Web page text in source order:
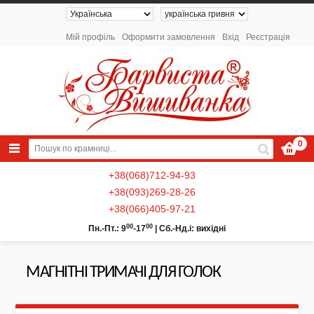
Мій профіль Оформити замовлення Вхід Реєстрація
0
+38(068)712-94-93
+38(093)269-28-26
+38(066)405-97-21
Пн.-Пт.: 900-1700 Сб.-Нд.і: вихідні
NEW 2026 - Колекція «Українські
МАГНІТНІ ТРИМАЧІ ДЛЯ ГОЛОК